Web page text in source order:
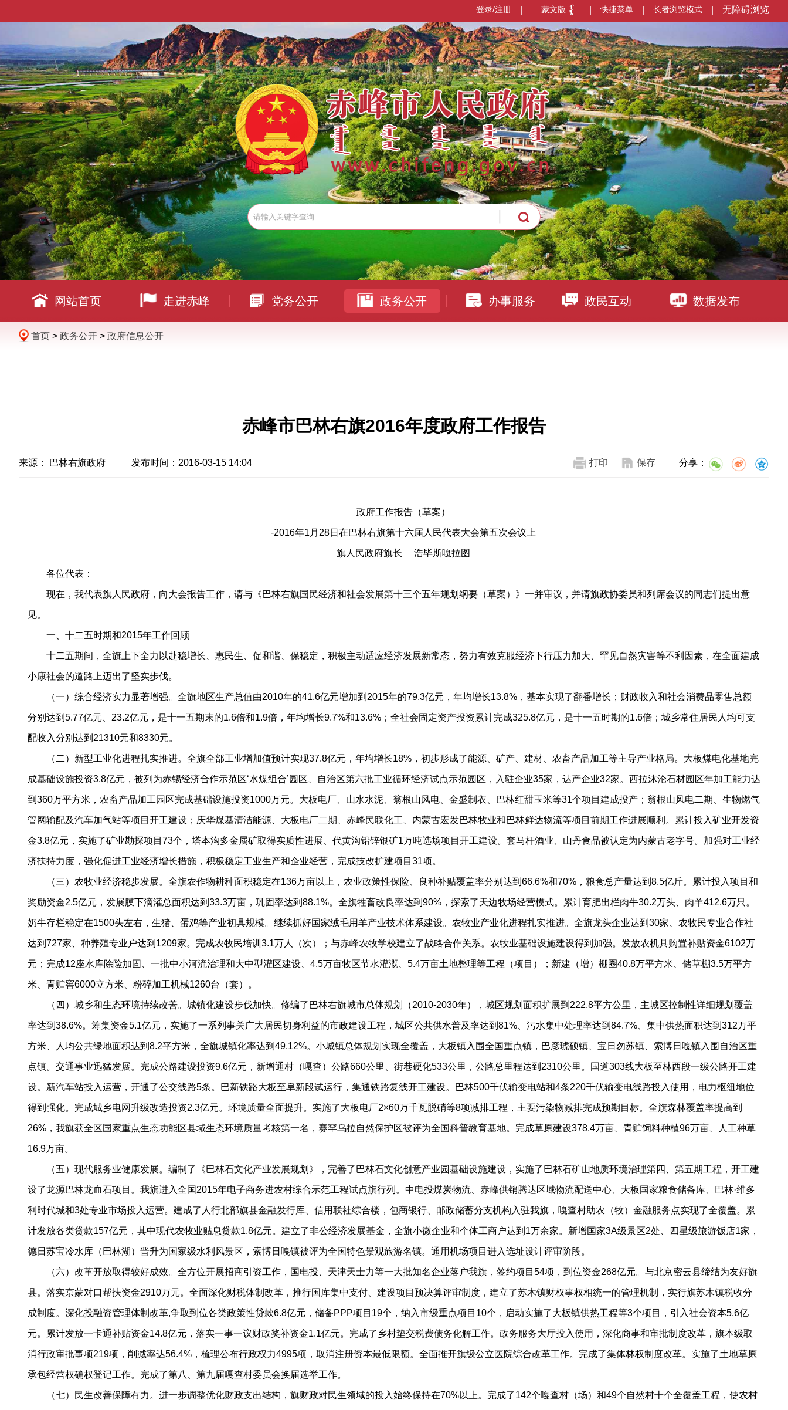
无障碍浏览
长者浏览模式
快捷菜单
蒙文版
登录/注册
网站首页 走进赤峰 党务公开 政务公开 办事服务 政民互动 数据发布
首页 > 政务公开 > 政府信息公开
赤峰市巴林右旗2016年度政府工作报告
来源： 巴林右旗政府 发布时间：2016-03-15 14:04 打印 保存 分享：
政府工作报告（草案）
-2016年1月28日在巴林右旗第十六届人民代表大会第五次会议上
旗人民政府旗长 浩毕斯嘎拉图
各位代表：
现在，我代表旗人民政府，向大会报告工作，请与《巴林右旗国民经济和社会发展第十三个五年规划纲要（草案）》一并审议，并请旗政协委员和列席会议的同志们提出意
见。
一、十二五时期和2015年工作回顾
十二五期间，全旗上下全力以赴稳增长、惠民生、促和谐、保稳定，积极主动适应经济发展新常态，努力有效克服经济下行压力加大、罕见自然灾害等不利因素，在全面建成
小康社会的道路上迈出了坚实步伐。
（一）综合经济实力显著增强。全旗地区生产总值由2010年的41.6亿元增加到2015年的79.3亿元，年均增长13.8%，基本实现了翻番增长；财政收入和社会消费品零售总额
分别达到5.77亿元、23.2亿元，是十一五期末的1.6倍和1.9倍，年均增长9.7%和13.6%；全社会固定资产投资累计完成325.8亿元，是十一五时期的1.6倍；城乡常住居民人均可支
配收入分别达到21310元和8330元。
（二）新型工业化进程扎实推进。全旗全部工业增加值预计实现37.8亿元，年均增长18%，初步形成了能源、矿产、建材、农畜产品加工等主导产业格局。大板煤电化基地完
成基础设施投资3.8亿元，被列为赤锡经济合作示范区‘水煤组合’园区、自治区第六批工业循环经济试点示范园区，入驻企业35家，达产企业32家。西拉沐沦石材园区年加工能力达
到360万平方米，农畜产品加工园区完成基础设施投资1000万元。大板电厂、山水水泥、翁根山风电、金盛制衣、巴林红甜玉米等31个项目建成投产；翁根山风电二期、生物燃气
管网输配及汽车加气站等项目开工建设；庆华煤基清洁能源、大板电厂二期、赤峰民联化工、内蒙古宏发巴林牧业和巴林鲜达物流等项目前期工作进展顺利。累计投入矿业开发资
金3.8亿元，实施了矿业勘探项目73个，塔本沟多金属矿取得实质性进展、代黄沟铅锌银矿1万吨选场项目开工建设。套马杆酒业、山丹食品被认定为内蒙古老字号。加强对工业经
济扶持力度，强化促进工业经济增长措施，积极稳定工业生产和企业经营，完成技改扩建项目31项。
（三）农牧业经济稳步发展。全旗农作物耕种面积稳定在136万亩以上，农业政策性保险、良种补贴覆盖率分别达到66.6%和70%，粮食总产量达到8.5亿斤。累计投入项目和
奖励资金2.5亿元，发展膜下滴灌总面积达到33.3万亩，巩固率达到88.1%。全旗牲畜改良率达到90%，探索了天边牧场经营模式。累计育肥出栏肉牛30.2万头、肉羊412.6万只。
奶牛存栏稳定在1500头左右，生猪、蛋鸡等产业初具规模。继续抓好国家绒毛用羊产业技术体系建设。农牧业产业化进程扎实推进。全旗龙头企业达到30家、农牧民专业合作社
达到727家、种养殖专业户达到1209家。完成农牧民培训3.1万人（次）；与赤峰农牧学校建立了战略合作关系。农牧业基础设施建设得到加强。发放农机具购置补贴资金6102万
元；完成12座水库除险加固、一批中小河流治理和大中型灌区建设、4.5万亩牧区节水灌溉、5.4万亩土地整理等工程（项目）；新建（增）棚圈40.8万平方米、储草棚3.5万平方
米、青贮窖6000立方米、粉碎加工机械1260台（套）。
（四）城乡和生态环境持续改善。城镇化建设步伐加快。修编了巴林右旗城市总体规划（2010-2030年），城区规划面积扩展到222.8平方公里，主城区控制性详细规划覆盖
率达到38.6%。筹集资金5.1亿元，实施了一系列事关广大居民切身利益的市政建设工程，城区公共供水普及率达到81%、污水集中处理率达到84.7%、集中供热面积达到312万平
方米、人均公共绿地面积达到8.2平方米，全旗城镇化率达到49.12%。小城镇总体规划实现全覆盖，大板镇入围全国重点镇，巴彦琥硕镇、宝日勿苏镇、索博日嘎镇入围自治区重
点镇。交通事业迅猛发展。完成公路建设投资9.6亿元，新增通村（嘎查）公路660公里、街巷硬化533公里，公路总里程达到2310公里。国道303线大板至林西段一级公路开工建
设。新汽车站投入运营，开通了公交线路5条。巴新铁路大板至阜新段试运行，集通铁路复线开工建设。巴林500千伏输变电站和4条220千伏输变电线路投入使用，电力枢纽地位
得到强化。完成城乡电网升级改造投资2.3亿元。环境质量全面提升。实施了大板电厂2×60万千瓦脱硝等8项减排工程，主要污染物减排完成预期目标。全旗森林覆盖率提高到
26%，我旗获全区国家重点生态功能区县域生态环境质量考核第一名，赛罕乌拉自然保护区被评为全国科普教育基地。完成草原建设378.4万亩、青贮饲料种植96万亩、人工种草
16.9万亩。
（五）现代服务业健康发展。编制了《巴林石文化产业发展规划》，完善了巴林石文化创意产业园基础设施建设，实施了巴林石矿山地质环境治理第四、第五期工程，开工建
设了龙源巴林龙血石项目。我旗进入全国2015年电子商务进农村综合示范工程试点旗行列。中电投煤炭物流、赤峰供销腾达区域物流配送中心、大板国家粮食储备库、巴林·维多
利时代城和3处专业市场投入运营。建成了人行北部旗县金融发行库、信用联社综合楼，包商银行、邮政储蓄分支机构入驻我旗，嘎查村助农（牧）金融服务点实现了全覆盖。累
计发放各类贷款157亿元，其中现代农牧业贴息贷款1.8亿元。建立了非公经济发展基金，全旗小微企业和个体工商户达到1万余家。新增国家3A级景区2处、四星级旅游饭店1家，
德日苏宝冷水库（巴林湖）晋升为国家级水利风景区，索博日嘎镇被评为全国特色景观旅游名镇。通用机场项目进入选址设计评审阶段。
（六）改革开放取得较好成效。全方位开展招商引资工作，国电投、天津天士力等一大批知名企业落户我旗，签约项目54项，到位资金268亿元。与北京密云县缔结为友好旗
县。落实京蒙对口帮扶资金2910万元。全面深化财税体制改革，推行国库集中支付、建设项目预决算评审制度，建立了苏木镇财权事权相统一的管理机制，实行旗苏木镇税收分
成制度。深化投融资管理体制改革,争取到位各类政策性贷款6.8亿元，储备PPP项目19个，纳入市级重点项目10个，启动实施了大板镇供热工程等3个项目，引入社会资本5.6亿
元。累计发放一卡通补贴资金14.8亿元，落实一事一议财政奖补资金1.1亿元。完成了乡村垫交税费债务化解工作。政务服务大厅投入使用，深化商事和审批制度改革，旗本级取
消行政审批事项219项，削减率达56.4%，梳理公布行政权力4995项，取消注册资本最低限额。全面推开旗级公立医院综合改革工作。完成了集体林权制度改革。实施了土地草原
承包经营权确权登记工作。完成了第八、第九届嘎查村委员会换届选举工作。
（七）民生改善保障有力。进一步调整优化财政支出结构，旗财政对民生领域的投入始终保持在70%以上。完成了142个嘎查村（场）和49个自然村十个全覆盖工程，使农村